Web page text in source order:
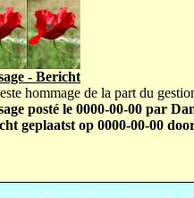
- Bericht
hommage de la part du
posté le 0000-00-00 par
geplaatst op 0000-00-00